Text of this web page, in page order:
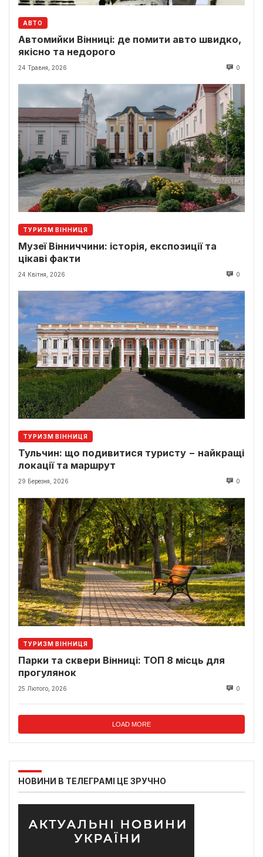
АВТО
Автомийки Вінниці: де помити авто швидко,
якісно та недорого
24 Травня, 2026 0
ТУРИЗМ ВІННИЦЯ
Музеї Вінниччини: історія, експозиції та
цікаві факти
24 Квітня, 2026 0
ТУРИЗМ ВІННИЦЯ
Тульчин: що подивитися туристу − найкращі
локації та маршрут
29 Березня, 2026 0
ТУРИЗМ ВІННИЦЯ
Парки та сквери Вінниці: ТОП 8 місць для
прогулянок
25 Лютого, 2026 0
LOAD MORE
НОВИНИ В ТЕЛЕГРАМІ ЦЕ ЗРУЧНО